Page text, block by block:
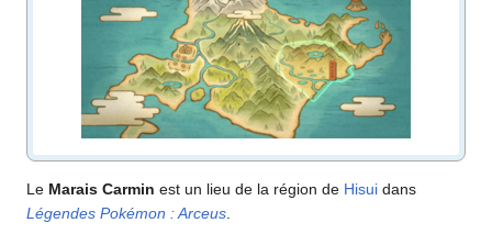
Le Marais Carmin est un lieu de la région de Hisui dans
Légendes Pokémon : Arceus